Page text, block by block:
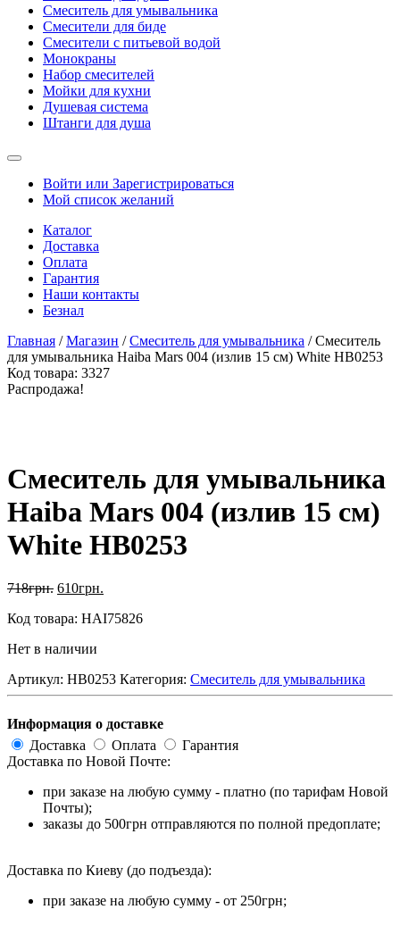
Смеситель для умывальника
Смесители для биде
Смесители с питьевой водой
Монокраны
Набор смесителей
Мойки для кухни
Душевая система
Штанги для душа
Войти или Зарегистрироваться
Мой список желаний
Каталог
Доставка
Оплата
Гарантия
Наши контакты
Безнал
Главная /Магазин /Смеситель для умывальника / Смеситель
для умывальника Haiba Mars 004 (излив 15 см) White HB0253
Код товара: 3327
Распродажа!
Смеситель для умывальника
Haiba Mars 004 (излив 15 см)
White HB0253
718грн. 610грн.
Код товара: HAI75826
Нет в наличии
Артикул: HB0253 Категория: Смеситель для умывальника
Информация о доставке
Доставка
Оплата
Гарантия
Доставка по Новой Почте:
при заказе на любую сумму - платно (по тарифам Новой
Почты);
заказы до 500грн отправляются по полной предоплате;
Доставка по Киеву (до подъезда):
при заказе на любую сумму - от 250грн;